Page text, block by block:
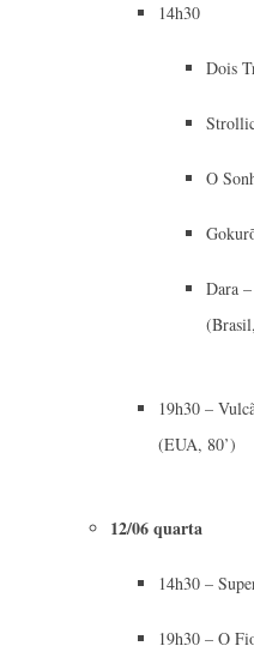
14h30
Dois
O
Dara
19h30 –
(EUA, 80’)
12/06 quarta
14h30 –
19h30 – O